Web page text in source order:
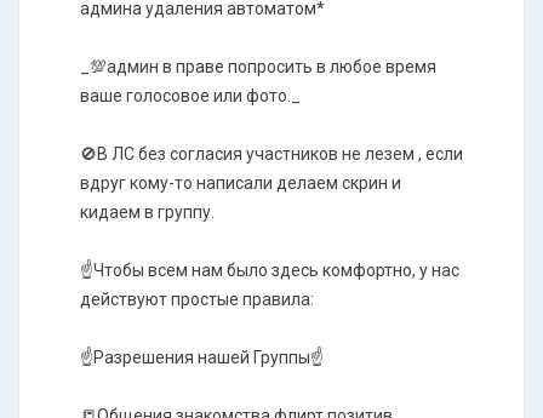
админа удаления автоматом*
_💯админ в праве попросить в любое время
ваше голосовое или фото._
🚫В ЛС без согласия участников не лезем , если
вдруг кому-то написали делаем скрин и
кидаем в группу.
☝️Чтобы всем нам было здесь комфортно, у нас
действуют простые правила:
☝️Разрешения нашей Группы☝️